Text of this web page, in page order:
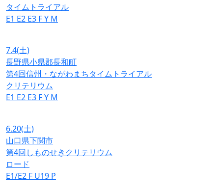
タイムトライアル
E1 E2 E3 FY M
7.4(土)
長野県小県郡長和町
第4回信州・ながわまちタイムトライアル
クリテリウム
E1 E2 E3 FY M
6.20(土)
山口県下関市
第4回しものせきクリテリウム
ロード
E1/E2 F U19 P